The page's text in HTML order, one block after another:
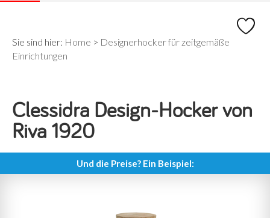
Sie sind hier: Home > Designerhocker für zeitgemäße
Einrichtungen
Clessidra Design-Hocker von
Riva 1920
Und die Preise? Ein Beispiel: